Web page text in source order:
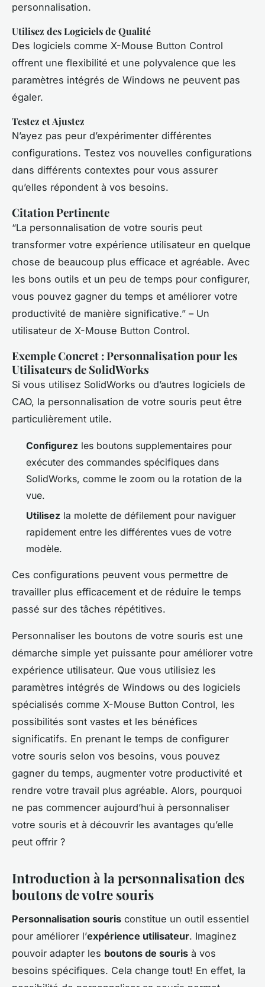
personnalisation.
Utilisez des Logiciels de Qualité
Des logiciels comme X-Mouse Button Control
offrent une flexibilité et une polyvalence que les
paramètres intégrés de Windows ne peuvent pas
égaler.
Testez et Ajustez
N’ayez pas peur d’expérimenter différentes
configurations. Testez vos nouvelles configurations
dans différents contextes pour vous assurer
qu’elles répondent à vos besoins.
Citation Pertinente
“La personnalisation de votre souris peut
transformer votre expérience utilisateur en quelque
chose de beaucoup plus efficace et agréable. Avec
les bons outils et un peu de temps pour configurer,
vous pouvez gagner du temps et améliorer votre
productivité de manière significative.” – Un
utilisateur de X-Mouse Button Control.
Exemple Concret : Personnalisation pour les
Utilisateurs de SolidWorks
Si vous utilisez SolidWorks ou d’autres logiciels de
CAO, la personnalisation de votre souris peut être
particulièrement utile.
Configurez les boutons supplementaires pour
exécuter des commandes spécifiques dans
SolidWorks, comme le zoom ou la rotation de la
vue.
Utilisez la molette de défilement pour naviguer
rapidement entre les différentes vues de votre
modèle.
Ces configurations peuvent vous permettre de
travailler plus efficacement et de réduire le temps
passé sur des tâches répétitives.
Personnaliser les boutons de votre souris est une
démarche simple yet puissante pour améliorer votre
expérience utilisateur. Que vous utilisiez les
paramètres intégrés de Windows ou des logiciels
spécialisés comme X-Mouse Button Control, les
possibilités sont vastes et les bénéfices
significatifs. En prenant le temps de configurer
votre souris selon vos besoins, vous pouvez
gagner du temps, augmenter votre productivité et
rendre votre travail plus agréable. Alors, pourquoi
ne pas commencer aujourd’hui à personnaliser
votre souris et à découvrir les avantages qu’elle
peut offrir ?
Introduction à la personnalisation des
boutons de votre souris
Personnalisation souris constitue un outil essentiel
pour améliorer l’expérience utilisateur. Imaginez
pouvoir adapter les boutons de souris à vos
besoins spécifiques. Cela change tout! En effet, la